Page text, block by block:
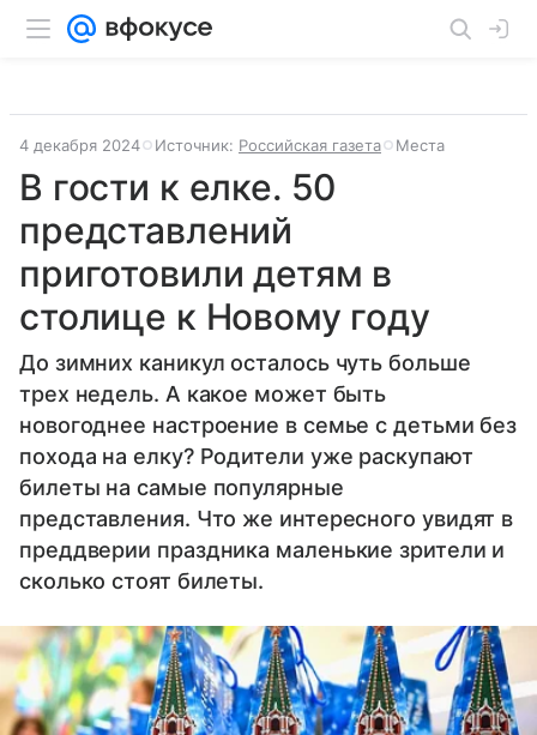
4 декабря 2024 Источник: Российская газета Места
В гости к елке. 50
представлений
приготовили детям в
столице к Новому году
До зимних каникул осталось чуть больше
трех недель. А какое может быть
новогоднее настроение в семье с детьми без
похода на елку? Родители уже раскупают
билеты на самые популярные
представления. Что же интересного увидят в
преддверии праздника маленькие зрители и
сколько стоят билеты.